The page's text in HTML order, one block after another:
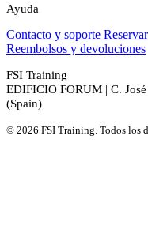
Ayuda
Contacto y soporte
Reembolsos y devoluciones
FSI Training
EDIFICIO FORUM | C.
(Spain)
© 2026 FSI Training. Todos los